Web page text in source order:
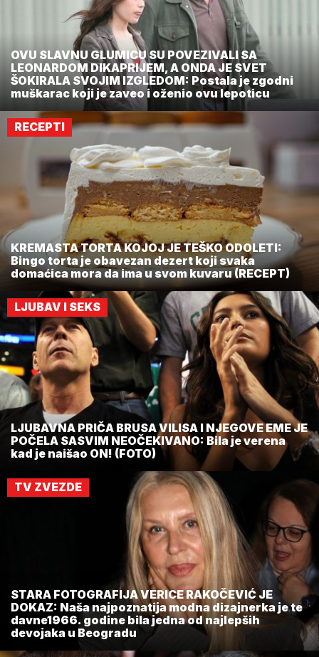
OVU SLAVNU GLUMICU SU POVEZIVALI SA
LEONARDOM DIKAPRIJEM, A ONDA JE SVET
ŠOKIRALA SVOJIM IZGLEDOM: Postala je zgodni
muškarac koji je zaveo i oženio ovu lepoticu
RECEPTI
KREMASTA TORTA KOJOJ JE TEŠKO ODOLETI:
Bingo torta je obavezan dezert koji svaka
domaćica mora da ima u svom kuvaru (RECEPT)
LJUBAV I SEKS
LJUBAVNA PRIČA BRUSA VILISA I NJEGOVE EME JE
POČELA SASVIM NEOČEKIVANO: Bila je verena
kad je naišao ON! (FOTO)
TV ZVEZDE
STARA FOTOGRAFIJA VERICE RAKOČEVIĆ JE
DOKAZ: Naša najpoznatija modna dizajnerka je te
davne1966. godine bila jedna od najlepših
devojaka u Beogradu